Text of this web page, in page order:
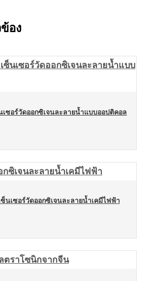
อง
นเซอร์วัดออกซิเจนละลายน้ำแบบออปติคอล
ซ็นเซอร์วัดออกซิเจนละลายน้ำเคมีไฟฟ้า